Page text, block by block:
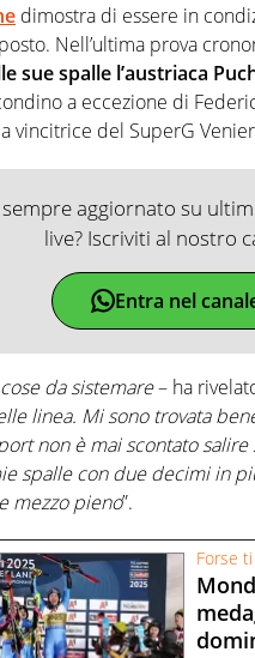
dimostra di essere in
Nell’ultima prova
sue spalle l’austriaca
a eccezione di
vincitrice del SuperG
aggiornato su
live? Iscriviti al nostro
Entra nel
da sistemare– ha
linea. Mi sono trovata
non è mai scontato
spalle con due decimi in
mezzo pieno”.
Forse